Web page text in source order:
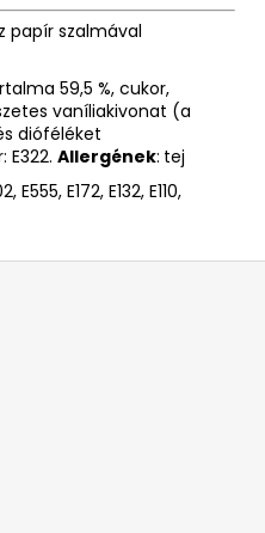
papír szalmával
59,5 %, cukor,
vaníliakivonat (a
dióféléket
Allergének: tej
E172, E132, E110,